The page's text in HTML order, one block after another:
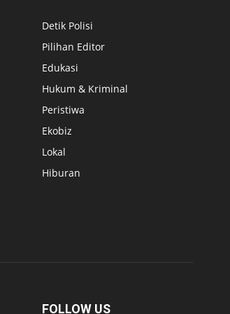
Detik Polisi
Pilihan Editor
Edukasi
Hukum & Kriminal
Peristiwa
Ekobiz
Lokal
Hiburan
FOLLOW US